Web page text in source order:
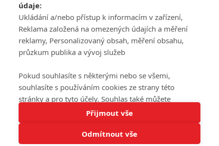
Tato stránka používá soubory cookies.
Rozumím
Máte-li zájem o inzerci na našem webu napište nám na e-mail
studio@koncal.com
Ochrana osobních údajů|Zásady používání cookies |Pravidla webu
Upravit nastavení soukromí
© 2016 – 2026 FandimeSerialum.cz / All rights reserved /
údaje:
Ukládání a/nebo přístup k informacím v zařízení,
Reklama založená na omezených údajích a měření
reklamy, Personalizovaný obsah, měření obsahu,
průzkum publika a vývoj služeb
Pokud souhlasíte s některými nebo se všemi,
souhlasíte s používáním cookies ze strany této
stránky a pro tyto účely. Souhlas také můžete
odmítnout, ale v takovém případě vám na stránce
nebudou k dispozici některé personalizované funkce.
Vaše volby souhlasu se budou vztahovat pouze na
Přijmout vše
Odmítnout vše